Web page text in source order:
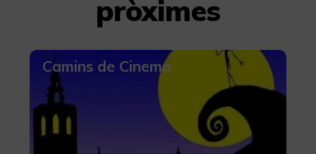
pròximes
Camins de Cinema